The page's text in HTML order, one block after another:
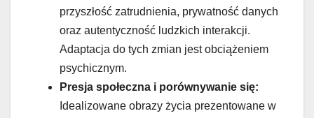
przyszłość zatrudnienia, prywatność danych
oraz autentyczność ludzkich interakcji.
Adaptacja do tych zmian jest obciążeniem
psychicznym.
Presja społeczna i porównywanie się:
Idealizowane obrazy życia prezentowane w